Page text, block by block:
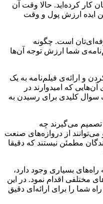
کار کرده‌اید. حالا وقت آن
ایده ارزش پول و وقت
است. چگونه
شما ارزش توجه آن‌ها
و ارائه‌ی فیلم‌نامه به یک
که امیدوارند در
کلیدی برای رسیدن به
تصمیم می‌گیرند چه
می‌توانند از دروازه‌های صنعت
مطمئن نیستند که دقیقا
بسیاری وجود دارد،
مختلفی اقدام نمود. در این
شما را برای ارائه‌ای دقیق